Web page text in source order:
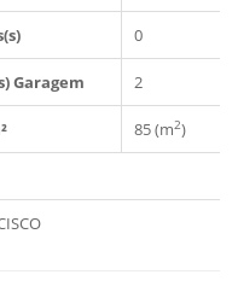
0
Garagem 2
85 (m2)